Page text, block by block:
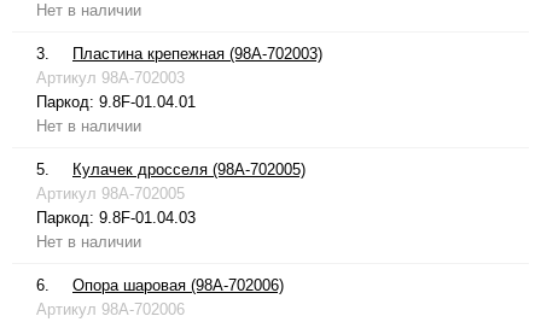
Нет в наличии
3.
Пластина крепежная (98A-702003)
Артикул 98A-702003
Паркод: 9.8F-01.04.01
Нет в наличии
5.
Кулачек дросселя (98A-702005)
Артикул 98A-702005
Паркод: 9.8F-01.04.03
Нет в наличии
6.
Опора шаровая (98A-702006)
Артикул 98A-702006